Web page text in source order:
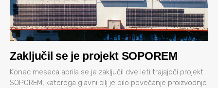
Zaključil se je projekt SOPOREM
Konec meseca aprila se je zaključil dve leti trajajoči projekt
SOPOREM, katerega glavni cilj je bilo povečanje proizvodnje